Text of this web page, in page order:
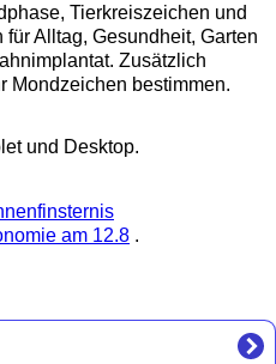
Tierkreiszeichen und
Alltag, Gesundheit, Garten
Zusätzlich
Mondzeichen bestimmen.
und Desktop.
am 12.8 .